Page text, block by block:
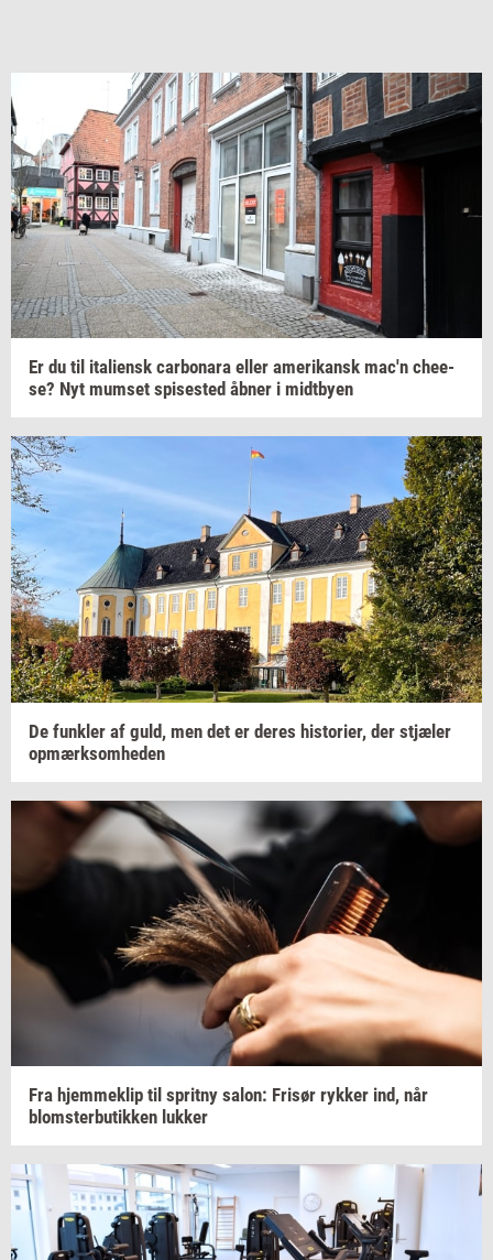
Er du til ita­li­ensk car­bo­na­ra eller ame­ri­kansk mac'n che­e­
se? Nyt mum­set spi­se­sted åbner i midt­by­en
De funk­ler af guld, men det er deres hi­sto­ri­er, der stjæ­ler
op­mærk­som­he­den
Fra hjem­me­klip til sprit­ny salon: Fri­sør ryk­ker ind, når
blom­ster­bu­tik­ken luk­ker